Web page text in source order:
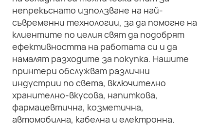
непрекъснато използване на най-
съвременни технологии, за да помогне на
клиентите по целия свят да подобрят
ефективността на работата си и да
намалят разходите за покупка. Нашите
принтери обслужват различни
индустрии по света, включително
хранително-вкусова, напиткова,
фармацевтична, козметична,
автомобилна, кабелна и електронна.